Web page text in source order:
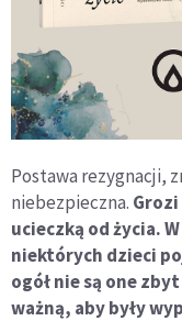
Postawa rezygnacji,
niebezpieczna.
ucieczką od życia.
niektórych dzieci
ogół nie są one
ważną, aby były